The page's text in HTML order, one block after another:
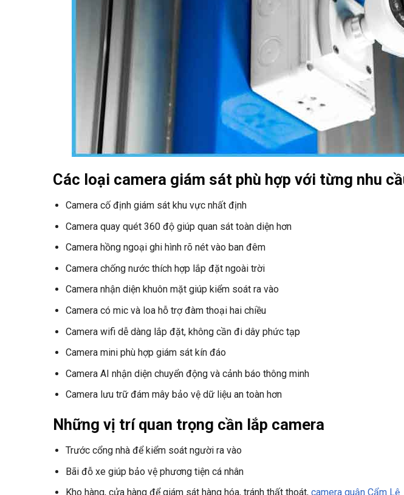
Các loại camera giám sát phù hợp với từng nhu
Camera cố định giám sát khu vực nhất định
Camera quay quét 360 độ giúp quan sát toàn diện hơn
Camera hồng ngoại ghi hình rõ nét vào ban đêm
Camera chống nước thích hợp lắp đặt ngoài trời
Camera nhận diện khuôn mặt giúp kiểm soát ra vào
Camera có mic và loa hỗ trợ đàm thoại hai chiều
Camera wifi dễ dàng lắp đặt, không cần đi dây phức tạp
Camera mini phù hợp giám sát kín đáo
Camera AI nhận diện chuyển động và cảnh báo thông minh
Camera lưu trữ đám mây bảo vệ dữ liệu an toàn hơn
Những vị trí quan trọng cần lắp camera
Trước cổng nhà để kiểm soát người ra vào
Bãi đỗ xe giúp bảo vệ phương tiện cá nhân
Kho hàng, cửa hàng để giám sát hàng hóa, tránh thất thoát, camera quận Cẩm Lệ